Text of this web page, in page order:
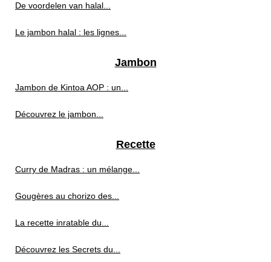
De voordelen van halal...
Le jambon halal : les lignes...
Jambon
Jambon de Kintoa AOP : un...
Découvrez le jambon...
Recette
Curry de Madras : un mélange...
Gougères au chorizo des...
La recette inratable du...
Découvrez les Secrets du...